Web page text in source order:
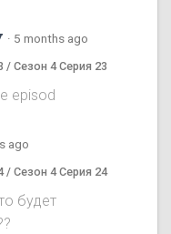
· 5 months ago
/ Сезон 4 Серия 23
episod
ago
/ Сезон 4 Серия 24
будет